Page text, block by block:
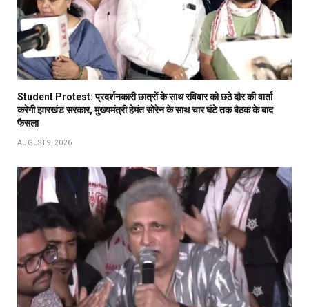
Student Protest: प्रदर्शनकारी छात्रों के साथ रविवार को छठे दौर की वार्ता
करेगी झारखंड सरकार, मुख्यमंत्री हेमंत सोरेन के साथ चार घंटे तक बैठक के बाद
फैसला
AUGUST 9, 2026